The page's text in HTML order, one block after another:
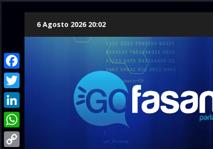
6 Agosto 2026 20:02
Facebook
Twitter
LinkedIn
WhatsApp